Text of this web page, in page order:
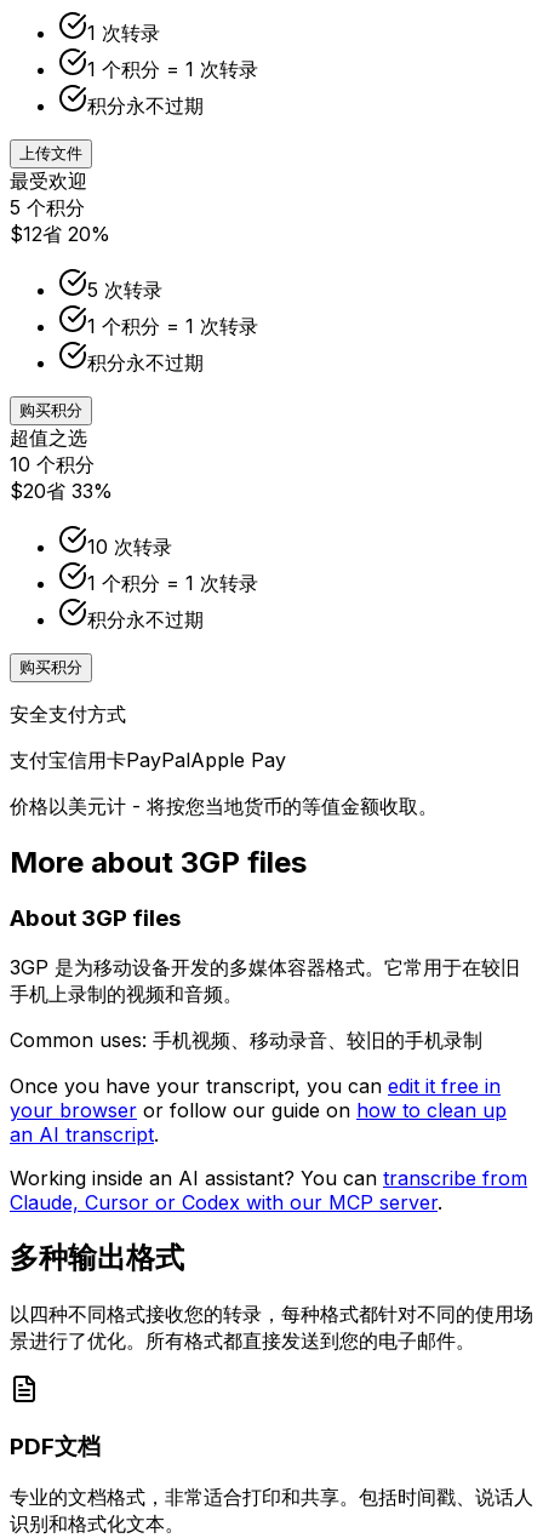
1 次转录
1 个积分 = 1 次转录
积分永不过期
上传文件
最受欢迎
5 个积分
$12省 20%
5 次转录
1 个积分 = 1 次转录
积分永不过期
购买积分
超值之选
10 个积分
$20省 33%
10 次转录
1 个积分 = 1 次转录
积分永不过期
购买积分
安全支付方式
支付宝信用卡PayPalApple Pay
价格以美元计 - 将按您当地货币的等值金额收取。
More about 3GP files
About 3GP files
3GP 是为移动设备开发的多媒体容器格式。它常用于在较旧
手机上录制的视频和音频。
Common uses: 手机视频、移动录音、较旧的手机录制
Once you have your transcript, you can edit it free in
your browser or follow our guide on how to clean up
an AI transcript.
Working inside an AI assistant? You can transcribe from
Claude, Cursor or Codex with our MCP server.
多种输出格式
以四种不同格式接收您的转录，每种格式都针对不同的使用场
景进行了优化。所有格式都直接发送到您的电子邮件。
PDF文档
专业的文档格式，非常适合打印和共享。包括时间戳、说话人
识别和格式化文本。